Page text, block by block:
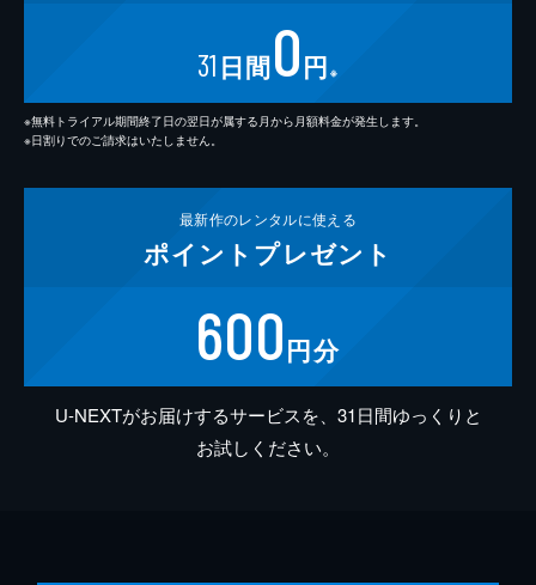
31 日間0円 ※
※無料トライアル期間終了日の翌日が属する月から月額料金が発生します。
※日割りでのご請求はいたしません。
最新作のレンタルに使える
ポイント プレゼント
600円分
U-NEXTがお届けするサービスを、31日間ゆっくりと
お試しください。